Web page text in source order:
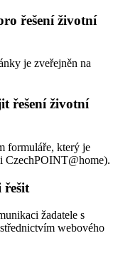
řešení životní
je zveřejněn na
řešení životní
formuláře, který je
CzechPOINT@home).
řešit
žadatele s
webového